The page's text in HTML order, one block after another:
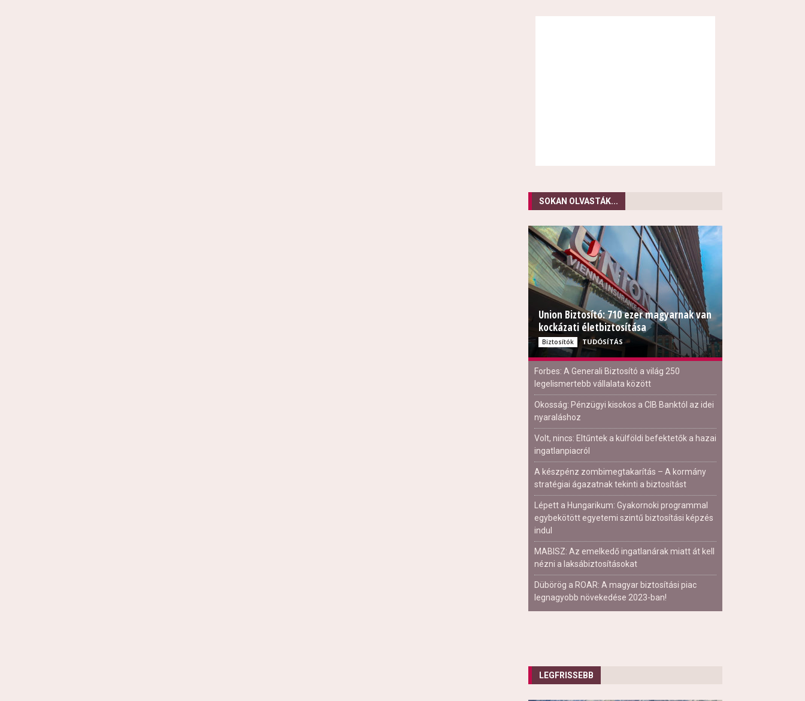
SOKAN OLVASTÁK...
Union Biztosító: 710 ezer magyarnak van
kockázati életbiztosítása
Biztosítók TUDÓSÍTÁS
Forbes: A Generali Biztosító a világ 250
legelismertebb vállalata között
Okosság: Pénzügyi kisokos a CIB Banktól az idei
nyaraláshoz
Volt, nincs: Eltűntek a külföldi befektetők a hazai
ingatlanpiacról
A készpénz zombimegtakarítás – A kormány
stratégiai ágazatnak tekinti a biztosítást
Lépett a Hungarikum: Gyakornoki programmal
egybekötött egyetemi szintű biztosítási képzés
indul
MABISZ: Az emelkedő ingatlanárak miatt át kell
nézni a laksábiztosításokat
Dübörög a ROAR: A magyar biztosítási piac
legnagyobb növekedése 2023-ban!
LEGFRISSEBB